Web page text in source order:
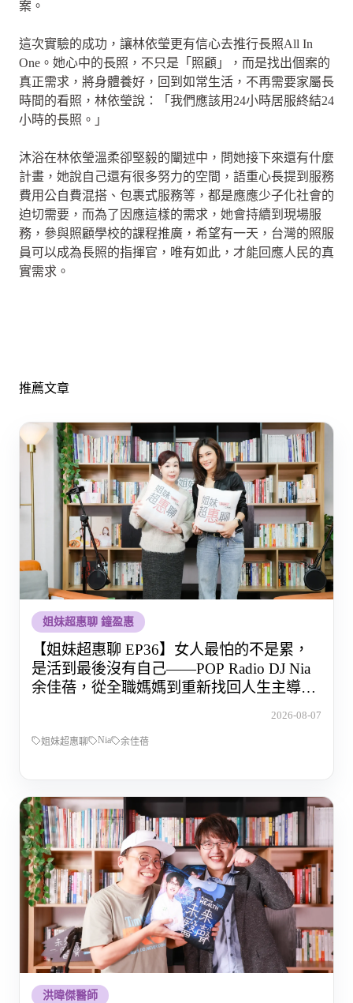
案。
這次實驗的成功，讓林依瑩更有信心去推行長照All In
One。她心中的長照，不只是「照顧」，而是找出個案的
真正需求，將身體養好，回到如常生活，不再需要家屬長
時間的看照，林依瑩說：「我們應該用24小時居服終結24
小時的長照。」
沐浴在林依瑩溫柔卻堅毅的闡述中，問她接下來還有什麼
計畫，她說自己還有很多努力的空間，語重心長提到服務
費用公自費混搭、包裹式服務等，都是應應少子化社會的
迫切需要，而為了因應這樣的需求，她會持續到現場服
務，參與照顧學校的課程推廣，希望有一天，台灣的照服
員可以成為長照的指揮官，唯有如此，才能回應人民的真
實需求。
推薦文章
姐妹超惠聊 鐘盈惠
【姐妹超惠聊 EP36】女人最怕的不是累，
是活到最後沒有自己——POP Radio DJ Nia
余佳蓓，從全職媽媽到重新找回人生主導權
2026-08-07
姐妹超惠聊 Nia 余佳蓓
洪暐傑醫師